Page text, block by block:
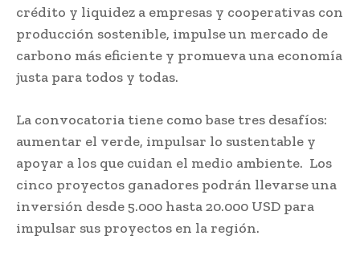
crédito y liquidez a empresas y cooperativas con
producción sostenible, impulse un mercado de
carbono más eficiente y promueva una economía
justa para todos y todas.
La convocatoria tiene como base tres desafíos:
aumentar el verde, impulsar lo sustentable y
apoyar a los que cuidan el medio ambiente. Los
cinco proyectos ganadores podrán llevarse una
inversión desde 5.000 hasta 20.000 USD para
impulsar sus proyectos en la región.